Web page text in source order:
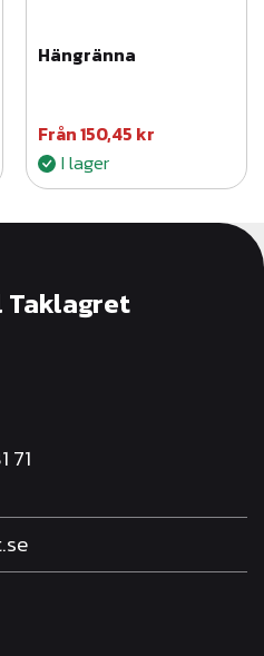
Hängränna
Från150,45 kr
I lager
71